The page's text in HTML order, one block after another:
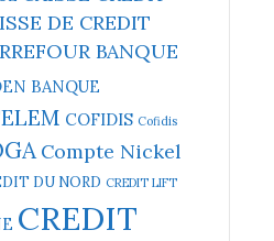
DE CREDIT
BANQUE
BANQUE
COFIDIS Cofidis
Compte Nickel
DU NORD CREDIT LIFT
CREDIT